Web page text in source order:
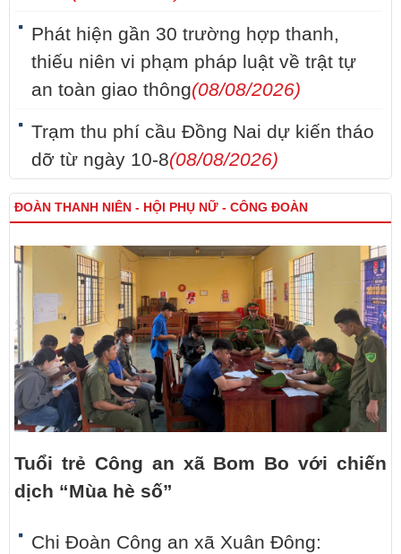
Phát hiện gần 30 trường hợp thanh,
thiếu niên vi phạm pháp luật về trật tự
an toàn giao thông(08/08/2026)
Trạm thu phí cầu Đồng Nai dự kiến tháo
dỡ từ ngày 10-8(08/08/2026)
ĐOÀN THANH NIÊN - HỘI PHỤ NỮ - CÔNG ĐOÀN
Tuổi trẻ Công an xã Bom Bo với chiến
dịch “Mùa hè số”
Chi Đoàn Công an xã Xuân Đông: